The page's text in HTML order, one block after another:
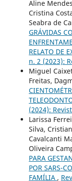
Aline
Cristina
Seabra de
GRÁVIDAS
RELATO DE
n. 2 (2023):
Miguel
Freitas,
(2024):
Larissa
Silva,
Cavalcanti
Oliveira
PARA
POR SARS-
FAMÍLIA ,